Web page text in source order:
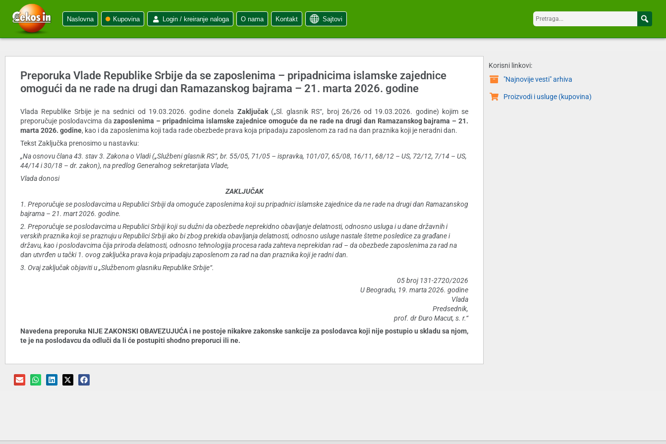
Naslovna Kupovina Login / kreiranje naloga O nama Kontakt Sajtovi
Preporuka Vlade Republike Srbije da se zaposlenima – pripadnicima islamske zajednice
omogući da ne rade na drugi dan Ramazanskog bajrama – 21. marta 2026. godine
Vlada Republike Srbije je na sednici od 19.03.2026. godine donela Zaključak(„Sl. glasnik RS“, broj 26/26 od 19.03.2026. godine) kojim se
preporučuje poslodavcima dazaposlenima – pripadnicima islamske zajednice omoguće da ne rade na drugi dan Ramazanskog bajrama – 21.
marta 2026. godine, kao i da zaposlenima koji tada rade obezbede prava koja pripadaju zaposlenom za rad na dan praznika koji je neradni dan.
Tekst Zaključka prenosimo u nastavku:
„Na osnovu člana 43. stav 3. Zakona o Vladi („Službeni glasnik RS“, br. 55/05, 71/05 – ispravka, 101/07, 65/08, 16/11, 68/12 – US, 72/12, 7/14 – US,
44/14 i 30/18 – dr. zakon), na predlog Generalnog sekretarijata Vlade,
Vlada donosi
ZAKLJUČAK
1. Preporučuje se poslodavcima u Republici Srbiji da omoguće zaposlenima koji su pripadnici islamske zajednice da ne rade na drugi dan Ramazanskog
bajrama – 21. mart 2026. godine.
2. Preporučuje se poslodavcima u Republici Srbiji koji su dužni da obezbede neprekidno obavljanje delatnosti, odnosno usluga i u dane državnih i
verskih praznika koji se praznuju u Republici Srbiji ako bi zbog prekida obavljanja delatnosti, odnosno usluge nastale štetne posledice za građane i
državu, kao i poslodavcima čija priroda delatnosti, odnosno tehnologija procesa rada zahteva neprekidan rad – da obezbede zaposlenima za rad na
dan utvrđen u tački 1. ovog zaključka prava koja pripadaju zaposlenom za rad na dan praznika koji je radni dan.
3. Ovaj zaključak objaviti u „Službenom glasniku Republike Srbije“.
05 broj 131-2720/2026
U Beogradu, 19. marta 2026. godine
Vlada
Predsednik,
prof. dr Đuro Macut, s. r.“
Navedena preporuka NIJE ZAKONSKI OBAVEZUJUĆA i ne postoje nikakve zakonske sankcije za poslodavca koji nije postupio u skladu sa njom,
te je na poslodavcu da odluči da li će postupiti shodno preporuci ili ne.
Korisni linkovi:
"Najnovije vesti" arhiva
Proizvodi i usluge (kupovina)